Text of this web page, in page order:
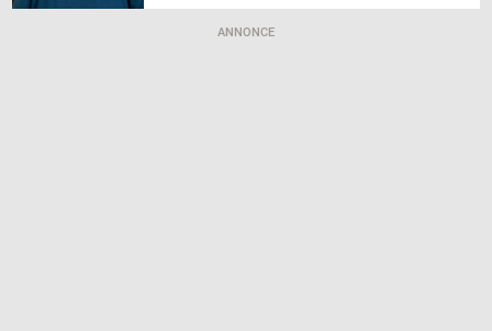
ANNONCE